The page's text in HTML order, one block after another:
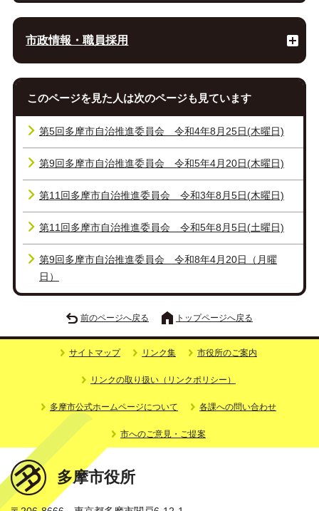
市政情報・職員採用
このページを見た人は次のページも見ています
第5回多摩市自治推進委員会 令和4年8月25日(木曜日)
第9回多摩市自治推進委員会 令和5年4月20日(木曜日)
第11回多摩市自治推進委員会 令和3年8月5日(木曜日)
第11回多摩市自治推進委員会 令和5年8月5日(土曜日)
第9回多摩市自治推進委員会 令和8年4月20日（月曜
日）
前のページへ戻る トップページへ戻る
サイトマップ リンク集 市役所のご案内
リンクの取り扱い（リンクポリシー）
多摩市公式ホームページについて 各課への問い合わせ
市へのご意見・ご提案
多摩市役所